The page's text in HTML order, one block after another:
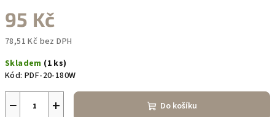
95 Kč
78,51 Kč bez DPH
cena:
Skladem (1 ks)
Kód: PDF-20-180W
+
− Do košíku